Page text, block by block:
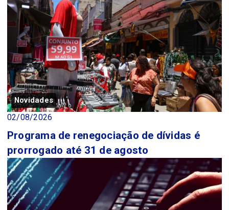
Novidades
02/08/2026
Programa de renegociação de dívidas é
prorrogado até 31 de agosto